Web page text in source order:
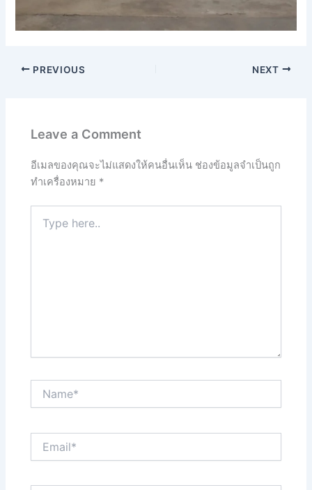
PREVIOUS NEXT
Leave a Comment
อีเมลของคุณจะไม่แสดงให้คนอื่นเห็น ช่องข้อมูลจำเป็นถูก
ทำเครื่องหมาย *
here..